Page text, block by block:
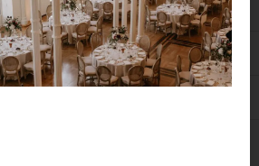
um einen Couchtisch, um eine